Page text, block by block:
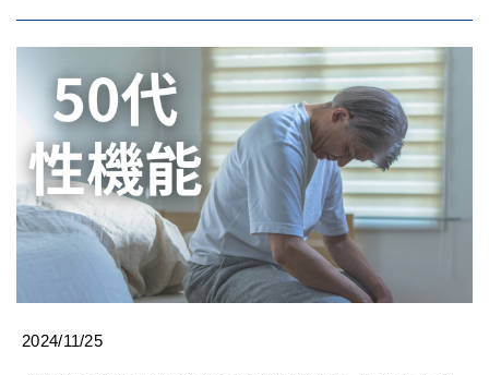
2024/11/25